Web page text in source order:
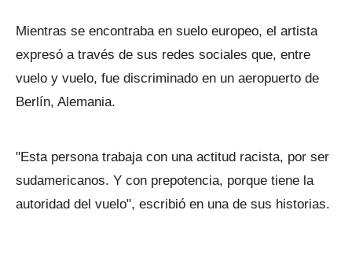
Mientras se encontraba en suelo europeo, el artista
expresó a través de sus redes sociales que, entre
vuelo y vuelo, fue discriminado en un aeropuerto de
Berlín, Alemania.
"Esta persona trabaja con una actitud racista, por ser
sudamericanos. Y con prepotencia, porque tiene la
autoridad del vuelo", escribió en una de sus historias.